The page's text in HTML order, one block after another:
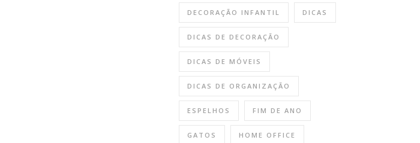
DECORAÇÃO INFANTIL DICAS
DICAS DE DECORAÇÃO
DICAS DE MÓVEIS
DICAS DE ORGANIZAÇÃO
ESPELHOS FIM DE ANO
GATOS HOME OFFICE